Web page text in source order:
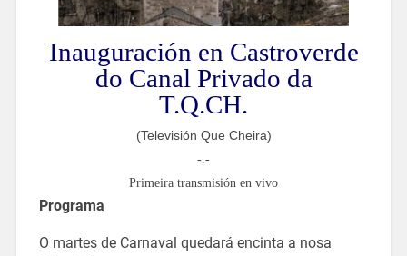
Inauguración en Castroverde
do Canal Privado da
T.Q.CH.
(Televisión Que Cheira)
-.-
Primeira transmisión en vivo
Programa
O martes de Carnaval quedará encinta a nosa